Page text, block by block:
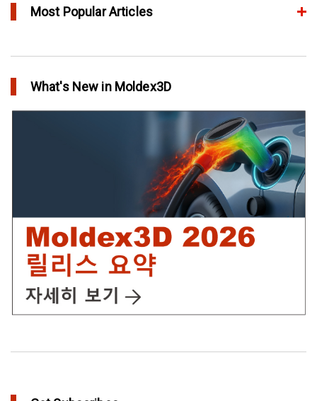
Most Popular Articles
in Top Story
IC Packaging 제품의 물리적 강도 확보를 위한 Post Mold
어닐링을 통해 플라스틱 제품에 가치를 추가
What's New in Moldex3D